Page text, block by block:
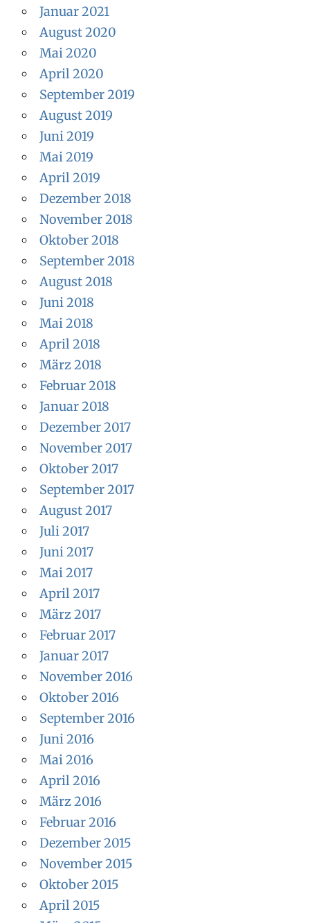
Januar 2021
August 2020
Mai 2020
April 2020
September 2019
August 2019
Juni 2019
Mai 2019
April 2019
Dezember 2018
November 2018
Oktober 2018
September 2018
August 2018
Juni 2018
Mai 2018
April 2018
März 2018
Februar 2018
Januar 2018
Dezember 2017
November 2017
Oktober 2017
September 2017
August 2017
Juli 2017
Juni 2017
Mai 2017
April 2017
März 2017
Februar 2017
Januar 2017
November 2016
Oktober 2016
September 2016
Juni 2016
Mai 2016
April 2016
März 2016
Februar 2016
Dezember 2015
November 2015
Oktober 2015
April 2015